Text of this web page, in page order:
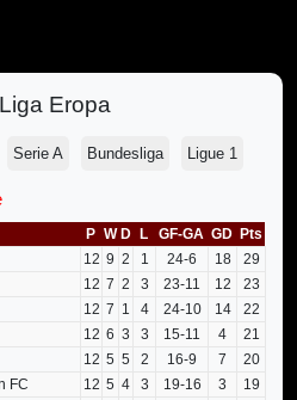
Eropa
Serie A Bundesliga Ligue 1
P W D L GF-GA GD Pts
12 9 2 1 24-6 18
29
12 7 2 3 23-11 12
23
12 7 1 4 24-10 14
22
12 6 3 3 15-11 4
21
12 5 5 2 16-9 7
20
FC 12 5 4 3 19-16 3
19